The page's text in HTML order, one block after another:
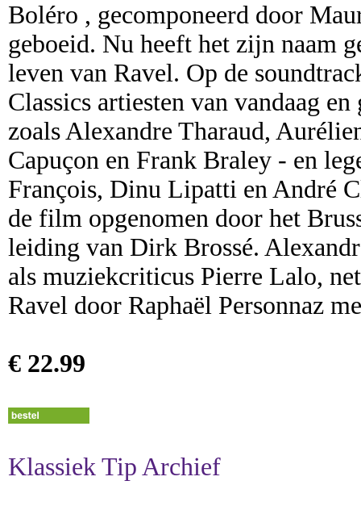
Boléro , gecomponeerd door
geboeid. Nu heeft het zijn naam
leven van Ravel. Op de
Classics artiesten van vandaag
zoals Alexandre Tharaud,
Capuçon en Frank Braley - en
François, Dinu Lipatti en André
de film opgenomen door het
leiding van Dirk Brossé.
als muziekcriticus Pierre Lalo,
Ravel door Raphaël Personnaz
€ 22.99
Klassiek Tip Archief